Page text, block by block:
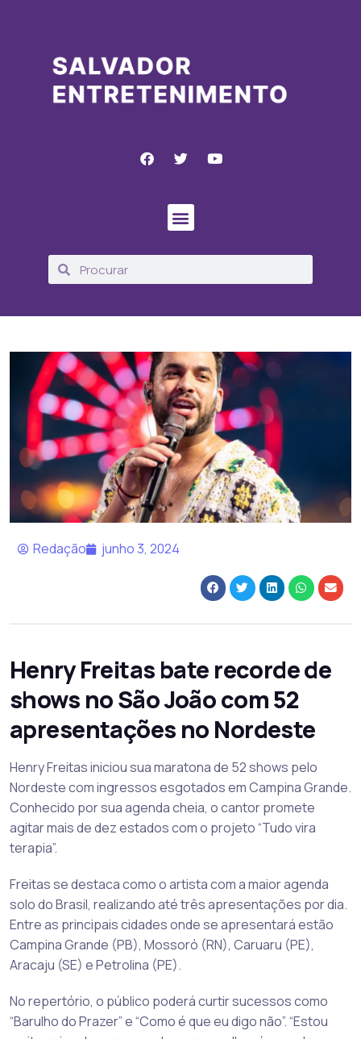
Redação junho 3, 2024
Henry Freitas bate recorde de
shows no São João com 52
apresentações no Nordeste
Henry Freitas iniciou sua maratona de 52 shows pelo
Nordeste com ingressos esgotados em Campina Grande.
Conhecido por sua agenda cheia, o cantor promete
agitar mais de dez estados com o projeto “Tudo vira
terapia”.
Freitas se destaca como o artista com a maior agenda
solo do Brasil, realizando até três apresentações por dia.
Entre as principais cidades onde se apresentará estão
Campina Grande (PB), Mossoró (RN), Caruaru (PE),
Aracaju (SE) e Petrolina (PE).
No repertório, o público poderá curtir sucessos como
“Barulho do Prazer” e “Como é que eu digo não”. “Estou